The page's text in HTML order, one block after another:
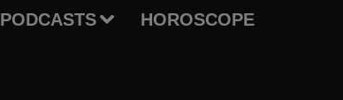
PODCASTS HOROSCOPE